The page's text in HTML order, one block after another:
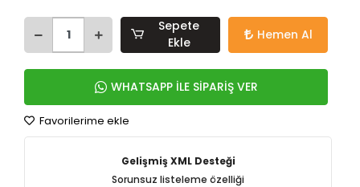
Sepete
Ekle
Hemen Al
WHATSAPP İLE SİPARİŞ VER
Favorilerime ekle
Gelişmiş XML Desteği
Sorunsuz listeleme özelliği